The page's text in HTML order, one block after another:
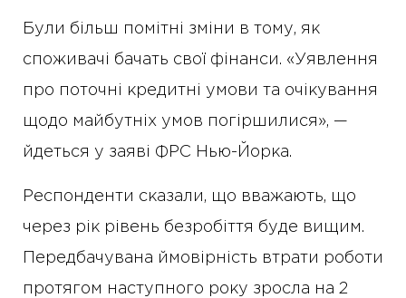
Були більш помітні зміни в тому, як
споживачі бачать свої фінанси. «Уявлення
про поточні кредитні умови та очікування
щодо майбутніх умов погіршилися», —
йдеться у заяві ФРС Нью-Йорка.
Респонденти сказали, що вважають, що
через рік рівень безробіття буде вищим.
Передбачувана ймовірність втрати роботи
протягом наступного року зросла на 2